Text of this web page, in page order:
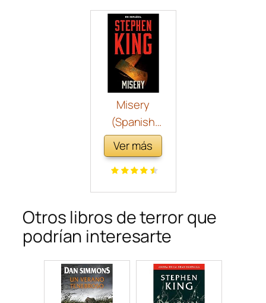
Misery
(Spanish
Edition)
Ver más
Otros libros de terror que
podrían interesarte